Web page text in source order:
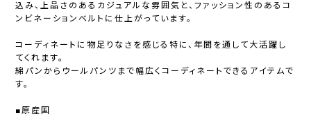
込み、上品さのあるカジュアルな雰囲気と、ファッション性のあるコ
ンビネーションベルトに仕上がっています。
コーディネートに物足りなさを感じる特に、年間を通して大活躍し
てくれます。
綿パンからウールパンツまで幅広くコーディネートできるアイテムで
す。
■原産国